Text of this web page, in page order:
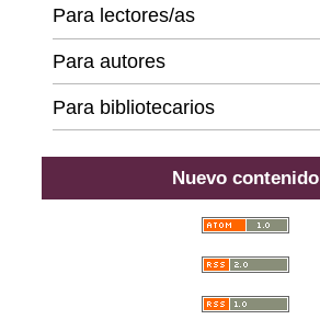
Para lectores/as
Para autores
Para bibliotecarios
Nuevo contenido